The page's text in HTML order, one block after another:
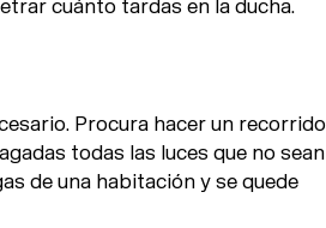
cuánto tardas en la ducha.
Procura hacer un recorrido
todas las luces que no sean
de una habitación y se quede